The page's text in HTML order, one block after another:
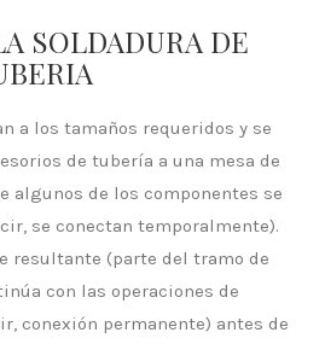
SOLDADURA DE
a los tamaños requeridos y se
de tubería a una mesa de
algunos de los componentes se
se conectan temporalmente).
resultante (parte del tramo de
con las operaciones de
conexión permanente) antes de